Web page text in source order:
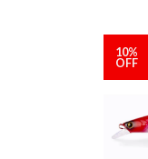
10%
OFF